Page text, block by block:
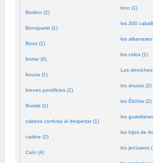
Bodino (2)
Bonaparte (1)
Booz (1)
borrar (0)
bouza (1)
breves pontificios (2)
Busiris (1)
cabeza confusa al despertar (1)
cadine (2)
Caín (4)
loco (1)
los 300
los
los celos (1)
Los
los drusos (2)
los Éloïms (2)
los
los hijos de
los jenízaros